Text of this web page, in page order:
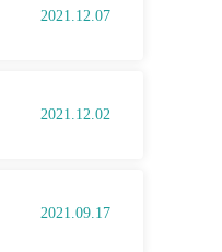
2021.12.07
2021.12.02
2021.09.17